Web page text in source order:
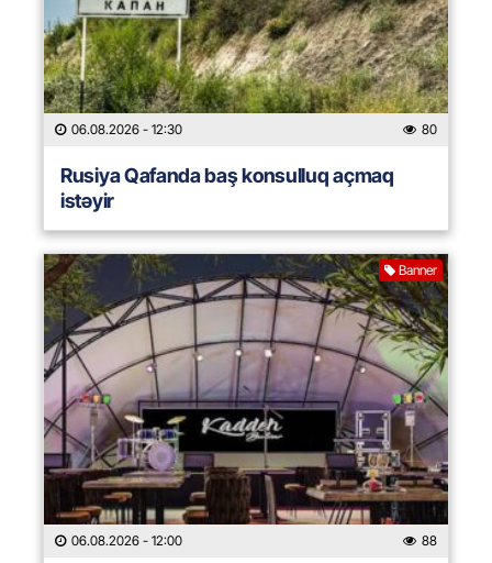
06.08.2026 - 12:30 80
Rusiya Qafanda baş konsulluq açmaq
istəyir
Banner
06.08.2026 - 12:00 88